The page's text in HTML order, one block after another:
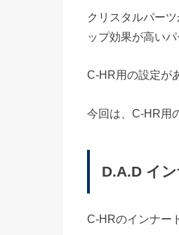
クリスタルパー
ップ効果が高いパ
C-HR用の設定が
今回は、C-HR用
D.A.D イ
C-HRのインナー